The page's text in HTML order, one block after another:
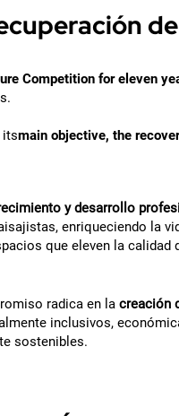
Competition for eleven
itsmain objective, the
y desarrollo
enriqueciendo la
que eleven la calidad
radica en la creación
inclusivos,
sostenibles.